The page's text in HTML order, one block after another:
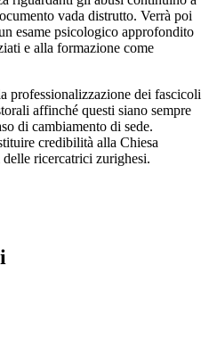
vada distrutto. Verrà poi
esame psicologico approfondito
e alla formazione come
professionalizzazione dei fascicoli
affinché questi siano sempre
di cambiamento di sede.
credibilità alla Chiesa
ricercatrici zurighesi.